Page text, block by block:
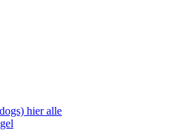
hier alle